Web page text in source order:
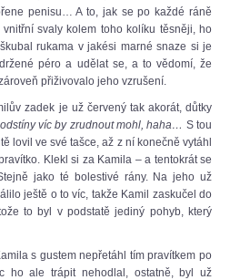
penisu… A to, jak se po každé ráně
svaly kolem toho kolíku těsněji, ho
rukama v jakési marné snaze si je
péro a udělat se, a to vědomí, že
přiživovalo jeho vzrušení.
zadek je už červený tak akorát, důtky
víc by zrudnout mohl, haha… S tou
lovil ve své tašce, až z ní konečně vytáhl
Klekl si za Kamila – a tentokrát se
jako té bolestivé rány. Na jeho už
ještě o to víc, takže Kamil zaskučel do
to byl v podstatě jediný pohyb, který
s gustem nepřetáhl tím pravítkem po
ho ale trápit nehodlal, ostatně, byl už